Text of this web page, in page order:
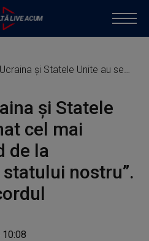
au semnat cel mai puternic acord de la independenţa statului nostru”. Ce prevede acordul
şi Statele
cel mai
de la
nostru”.